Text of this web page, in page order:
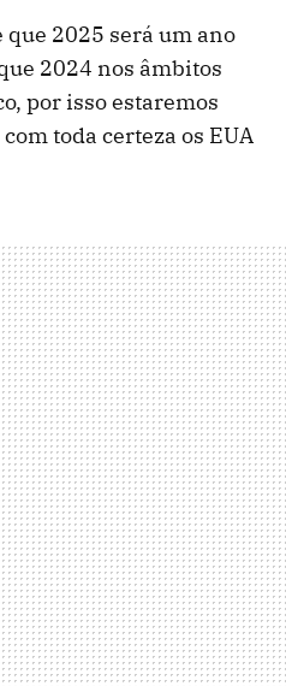
que 2025 será um ano
2024 nos âmbitos
por isso estaremos
toda certeza os EUA